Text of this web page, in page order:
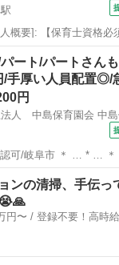
ルタイム／駅チカ／園
阜駅 保育士
ート/パートさん
/手厚い人員配置◎/
円
人 中島保育園会 中島
* … ＊ … * …＊ … * …
【勤務日】...
ンの清掃、手伝っ
日給例1万円〜 / 登録不要